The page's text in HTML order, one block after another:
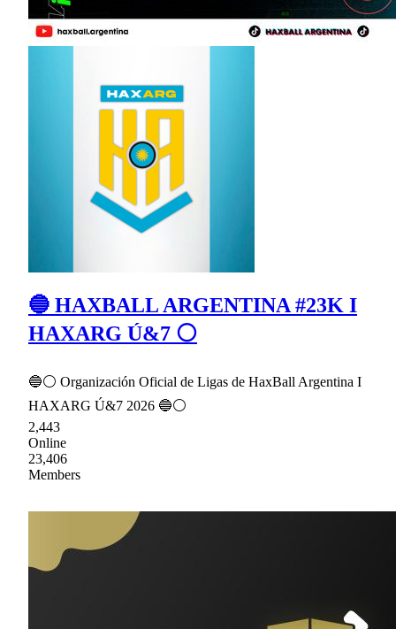
🔵 HAXBALL ARGENTINA #23K I
HAXARG Ú&7 ⚪
🔵⚪ Organización Oficial de Ligas de HaxBall Argentina I
HAXARG Ú&7 2026 🔵⚪
2,443
Online
23,406
Members